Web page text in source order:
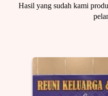
Hasil yang sudah kami